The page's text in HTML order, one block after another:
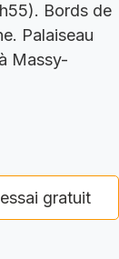
Bords de
Palaiseau
Massy-
gratuit